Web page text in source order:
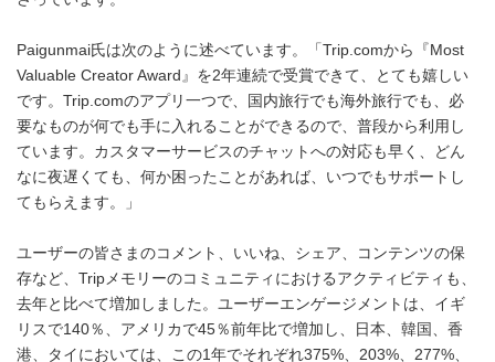
Paigunmai氏は次のように述べています。「Trip.comから『Most
Valuable Creator Award』を2年連続で受賞できて、とても嬉しい
です。Trip.comのアプリ一つで、国内旅行でも海外旅行でも、必
要なものが何でも手に入れることができるので、普段から利用し
ています。カスタマーサービスのチャットへの対応も早く、どん
なに夜遅くても、何か困ったことがあれば、いつでもサポートし
てもらえます。」
ユーザーの皆さまのコメント、いいね、シェア、コンテンツの保
存など、Tripメモリーのコミュニティにおけるアクティビティも、
去年と比べて増加しました。ユーザーエンゲージメントは、イギ
リスで140％、アメリカで45％前年比で増加し、日本、韓国、香
港、タイにおいては、この1年でそれぞれ375%、203%、277%、